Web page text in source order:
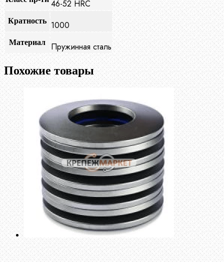
46-52 HRC
Кратность 1000
Материал Пружинная сталь
Похожие товары